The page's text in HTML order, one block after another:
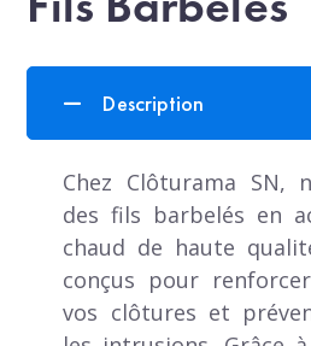
Description
Chez Clôturama SN,
des fils barbelés en
chaud de haute
conçus pour
vos clôtures et